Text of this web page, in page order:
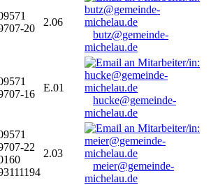
20
2.06
butz@gemeinde-
michelau.de
16
E.01
hucke@gemeinde-
michelau.de
22
2.03
meier@gemeinde-
michelau.de